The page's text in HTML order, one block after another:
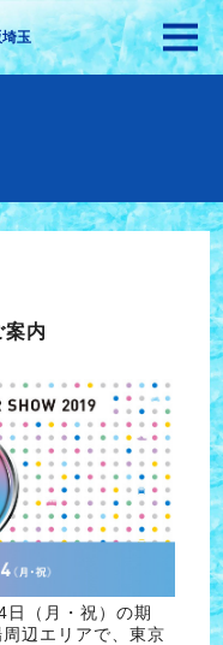
玉
内
（月・祝）の期
辺エリアで、東京